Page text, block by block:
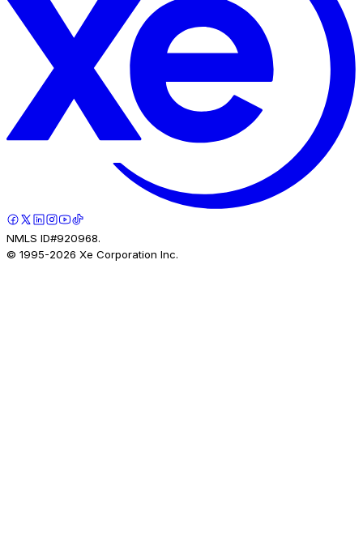
NMLS ID#920968.
© 1995-2026 Xe Corporation Inc.